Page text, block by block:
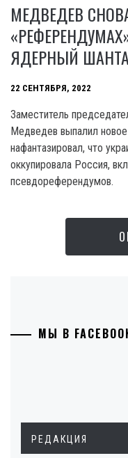
МЕДВЕДЕВ
ЯДЕРНЫЙ
22 СЕНТЯБРЯ, 2022
Заместитель
Медведев выпалил
нафантазировал, что
оккупировала Россия,
псевдореферендумов.
МЫ В
РЕДАКЦИЯ